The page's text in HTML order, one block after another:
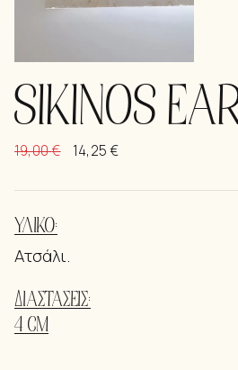
SIKINOS
19,00€ 14,25€
ΥΛΙΚΌ:
Ατσάλι.
ΔΙΑΣΤΆΣΕΙΣ:
4 CM